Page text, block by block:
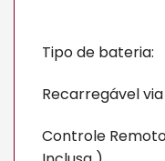
Tipo de bateria:
Recarregável
Controle